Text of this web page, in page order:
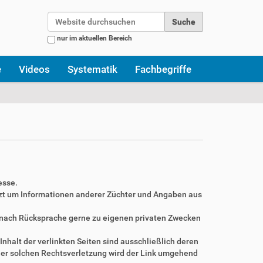
nur im aktuellen Bereich
Videos Systematik Fachbegriffe
um Informationen anderer Züchter und Angaben aus
Rücksprache gerne zu eigenen privaten Zwecken
der verlinkten Seiten sind ausschließlich deren
solchen Rechtsverletzung wird der Link umgehend